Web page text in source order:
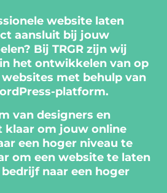
website laten
aansluit bij jouw
Bij TRGR zijn wij
het ontwikkelen van op
met behulp van
platform.
van designers en
klaar om jouw online
een hoger niveau te
om een website te laten
naar een hoger